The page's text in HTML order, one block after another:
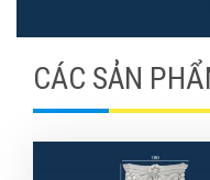
CÁC SẢN